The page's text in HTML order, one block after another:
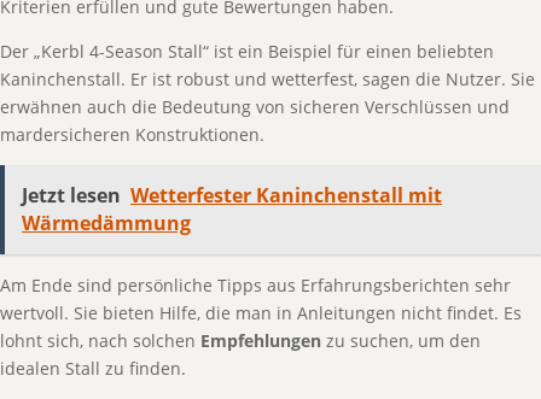
Kriterien erfüllen und gute Bewertungen haben.
Der „Kerbl 4-Season Stall“ ist ein Beispiel für einen beliebten
Kaninchenstall. Er ist robust und wetterfest, sagen die Nutzer. Sie
erwähnen auch die Bedeutung von sicheren Verschlüssen und
mardersicheren Konstruktionen.
Jetzt lesen Wetterfester Kaninchenstall mit
Wärmedämmung
Am Ende sind persönliche Tipps aus Erfahrungsberichten sehr
wertvoll. Sie bieten Hilfe, die man in Anleitungen nicht findet. Es
lohnt sich, nach solchen Empfehlungen zu suchen, um den
idealen Stall zu finden.